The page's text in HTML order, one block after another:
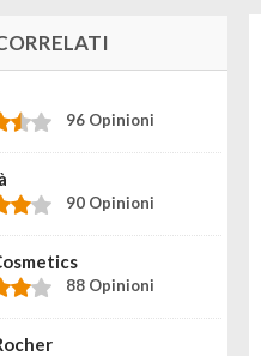
96 Opinioni
90 Opinioni
88 Opinioni